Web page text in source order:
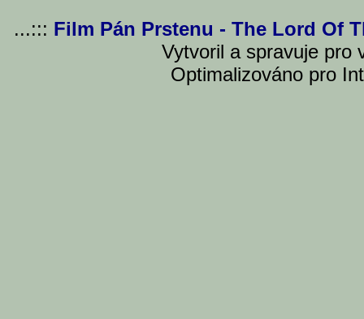
...::: Film Pán Prstenu - The Lord Of
Vytvoril a spravuje pro
Optimalizováno pro